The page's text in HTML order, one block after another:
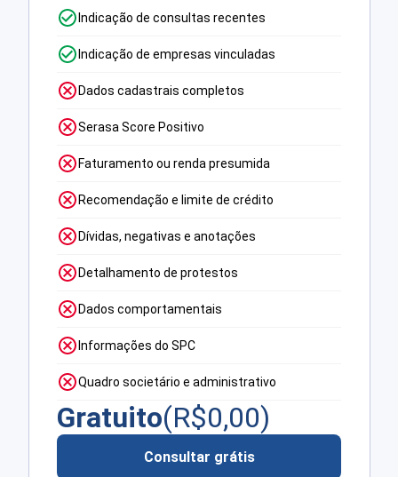
Indicação de consultas recentes
Indicação de empresas vinculadas
Dados cadastrais completos
Serasa Score Positivo
Faturamento ou renda presumida
Recomendação e limite de crédito
Dívidas, negativas e anotações
Detalhamento de protestos
Dados comportamentais
Informações do SPC
Quadro societário e administrativo
Gratuito(R$0,00)
Consultar grátis